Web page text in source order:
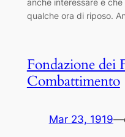
qualche ora di riposo.
Fondazione dei
Combattimento
Mar 23, 1919—